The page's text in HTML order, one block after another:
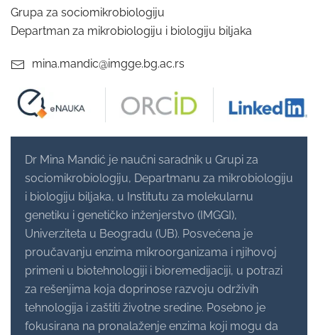
Grupa za sociomikrobiologiju
Departman za mikrobiologiju i biologiju biljaka
mina.mandic@imgge.bg.ac.rs
Dr Mina Mandić je naučni saradnik u Grupi za
sociomikrobiologiju, Departmanu za mikrobiologiju
i biologiju biljaka, u Institutu za molekularnu
genetiku i genetičko inženjerstvo (IMGGI),
Univerziteta u Beogradu (UB). Posvećena je
proučavanju enzima mikroorganizama i njihovoj
primeni u biotehnologiji i bioremedijaciji, u potrazi
za rešenjima koja doprinose razvoju održivih
tehnologija i zaštiti životne sredine. Posebno je
fokusirana na pronalaženje enzima koji mogu da